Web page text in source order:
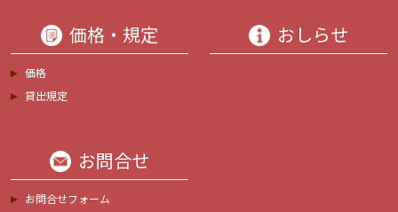
価格・規定
価格
貸出規定
おしらせ
お問合せ
お問合せフォーム